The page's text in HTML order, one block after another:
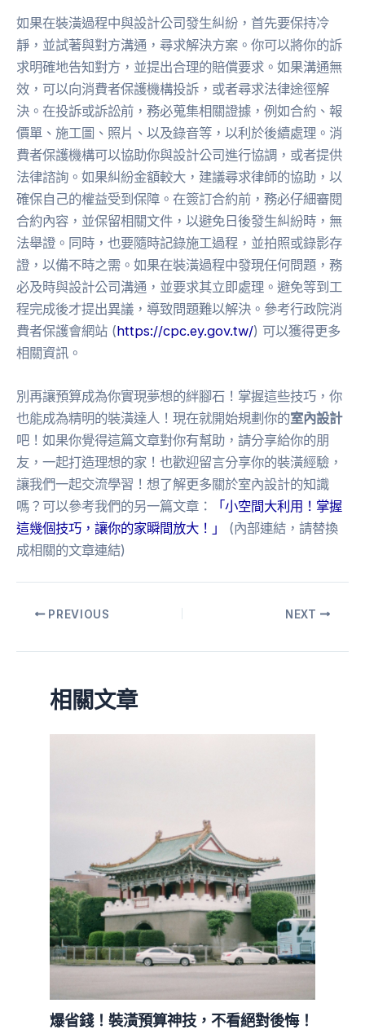
如果在裝潢過程中與設計公司發生糾紛，首先要保持冷
靜，並試著與對方溝通，尋求解決方案。你可以將你的訴
求明確地告知對方，並提出合理的賠償要求。如果溝通無
效，可以向消費者保護機構投訴，或者尋求法律途徑解
決。在投訴或訴訟前，務必蒐集相關證據，例如合約、報
價單、施工圖、照片、以及錄音等，以利於後續處理。消
費者保護機構可以協助你與設計公司進行協調，或者提供
法律諮詢。如果糾紛金額較大，建議尋求律師的協助，以
確保自己的權益受到保障。在簽訂合約前，務必仔細審閱
合約內容，並保留相關文件，以避免日後發生糾紛時，無
法舉證。同時，也要隨時記錄施工過程，並拍照或錄影存
證，以備不時之需。如果在裝潢過程中發現任何問題，務
必及時與設計公司溝通，並要求其立即處理。避免等到工
程完成後才提出異議，導致問題難以解決。參考行政院消
費者保護會網站 (https://cpc.ey.gov.tw/) 可以獲得更多
相關資訊。
別再讓預算成為你實現夢想的絆腳石！掌握這些技巧，你
也能成為精明的裝潢達人！現在就開始規劃你的室內設計
吧！如果你覺得這篇文章對你有幫助，請分享給你的朋
友，一起打造理想的家！也歡迎留言分享你的裝潢經驗，
讓我們一起交流學習！想了解更多關於室內設計的知識
嗎？可以參考我們的另一篇文章：
「小空間大利用！掌握
這幾個技巧，讓你的家瞬間放大！」
(內部連結，請替換
成相關的文章連結)
PREVIOUS NEXT
相關文章
爆省錢！裝潢預算神技，不看絕對後悔！